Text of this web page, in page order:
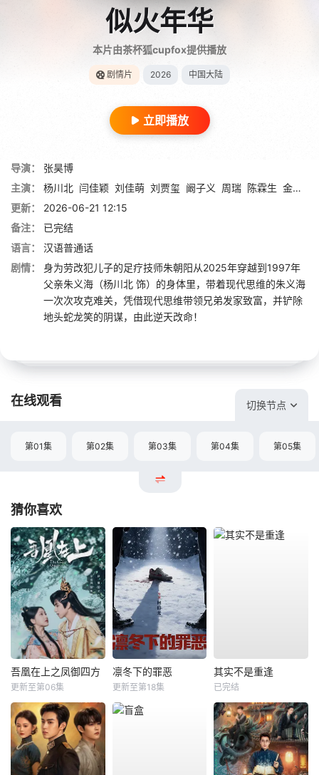
似火年华
本片由茶杯狐cupfox提供播放
剧情片 2026 中国大陆
立即播放
导演：
张昊博
主演：
杨川北 闫佳颖 刘佳萌 刘贾玺 阚子义 周瑞 陈霖生 金楷杰
更新：
2026-06-21 12:15
备注：
已完结
语言：
汉语普通话
剧情：
身为劳改犯儿子的足疗技师朱朝阳从2025年穿越到1997年
父亲朱义海（杨川北 饰）的身体里，带着现代思维的朱义海
一次次攻克难关，凭借现代思维带领兄弟发家致富，并铲除
地头蛇龙笑的阴谋，由此逆天改命！
在线观看 切换节点
第01集 第02集 第03集 第04集 第05集
猜你喜欢
吾凰在上之凤御四方
更新至第06集
凛冬下的罪恶
更新至第18集
其实不是重逢
已完结